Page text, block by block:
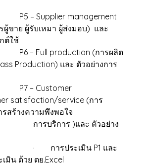
management
ผู้ขาย ผู้รับเหมา ผู้ส่งมอบ) และ
ต์ใช้
production (การผลิต
Production) และ ตัวอย่างการ
satisfaction/service (การ
สร้างความพึงพอใจ
ร )และ ตัวอย่าง
ะเมิน P1 และ
มิน ด้วย ตย.Excel